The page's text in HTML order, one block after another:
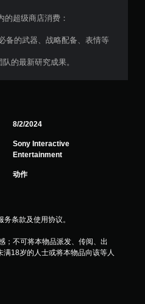
价
的超级商店消费：
备的武器、战略配备、表情等
的最新研究成果。
8/2/2024
Sony Interactive
Entertainment
动作
条款及使用协议。
；不可将本物品派发、传阅、出
18岁的人士或将本物品向该等人